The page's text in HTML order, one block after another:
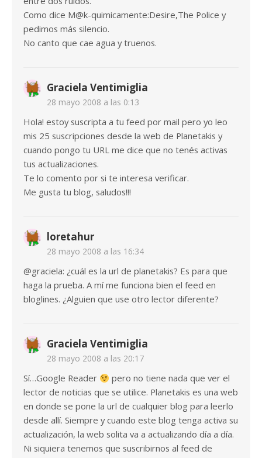
Como dice M@k-quimicamente:Desire,The Police y
pedimos más silencio.
No canto que cae agua y truenos.
Graciela Ventimiglia
28 mayo 2008 a las 0:13
Hola! estoy suscripta a tu feed por mail pero yo leo
mis 25 suscripciones desde la web de Planetakis y
cuando pongo tu URL me dice que no tenés activas
tus actualizaciones.
Te lo comento por si te interesa verificar.
Me gusta tu blog, saludos!!!
loretahur
28 mayo 2008 a las 16:34
@graciela: ¿cuál es la url de planetakis? Es para que
haga la prueba. A mí me funciona bien el feed en
bloglines. ¿Alguien que use otro lector diferente?
Graciela Ventimiglia
28 mayo 2008 a las 20:17
Sí…Google Reader
pero no tiene nada que ver el
lector de noticias que se utilice. Planetakis es una web
en donde se pone la url de cualquier blog para leerlo
desde allí. Siempre y cuando este blog tenga activa su
actualización, la web solita va a actualizando día a día.
Ni siquiera tenemos que suscribirnos al feed de